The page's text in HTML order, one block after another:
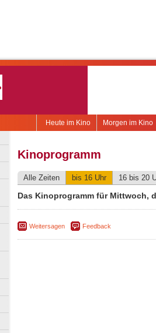
Morgen im Kino
Heute im Kino
Kinoprogramm
Alle Zeiten bis 16 Uhr 16 bis 20
Das Kinoprogramm für Mittwoch,
Weitersagen Feedback